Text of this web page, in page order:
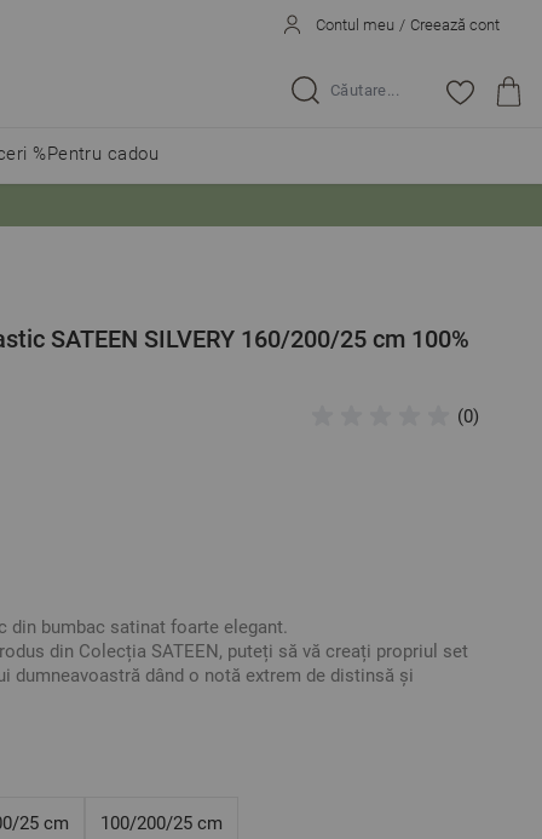
Contul meu / Creează cont
Caută...
%Pentru cadou
SATEEN SILVERY 160/200/25 cm 100%
(0)
din bumbac satinat foarte elegant.
din Colecția SATEEN, puteți să vă creați propriul set
dumneavoastră dând o notă extrem de distinsă și
pentru saltele cu înălțimea de maxim 25 cm
25 cm 100/200/25 cm